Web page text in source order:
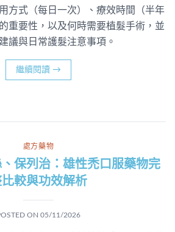
方式（每日一次）、療效時間（半年
重要性，以及何時需要植髮手術，並
議與日常護髮注意事項。
繼續閱讀 →
處方藥物
保列治：雄性禿口服藥物完
較與功效解析
ON 05/11/2026